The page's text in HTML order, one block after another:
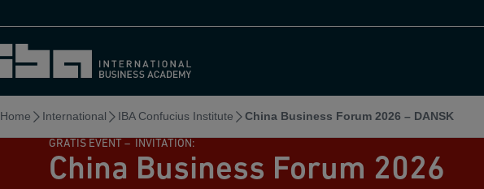
to
Home International IBA Confucius Institute China Business Forum 2026 – DANSK
GRATIS EVENT – INVITATION:
China Business Forum 2026